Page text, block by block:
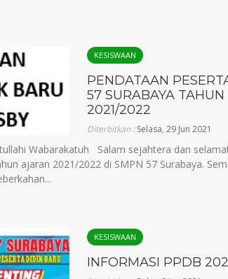
KESISWAAN
PENDATAAN
57 SURABAYA
2021/2022
Diterbitkan :Selasa, 29 Jun 2021
Wabarakatuh Salam sejahtera dan
ajaran 2021/2022 di SMPN 57 Surabaya.
KESISWAAN
INFORMASI PPDB